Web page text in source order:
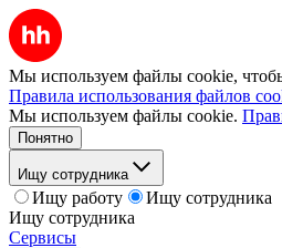
Мы используем файлы cookie,
Правила использования файлов
Мы используем файлы cookie.
Понятно
Ищу сотрудника
Ищу работу
Ищу сотрудника
Ищу сотрудника
Сервисы